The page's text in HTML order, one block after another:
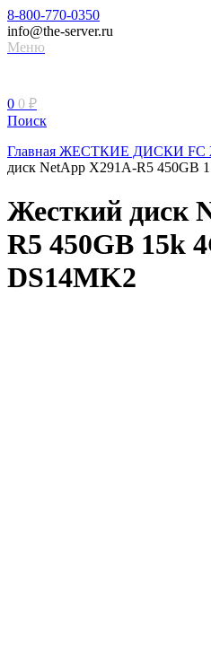
8-800-770-0350
info@the-server.ru
Меню
0 0 ₽
Поиск
Главная ЖЕСТКИЕ ДИСКИ
диск NetApp X291A-R5 450GB
Жесткий диск
R5 450GB 15k
DS14MK2